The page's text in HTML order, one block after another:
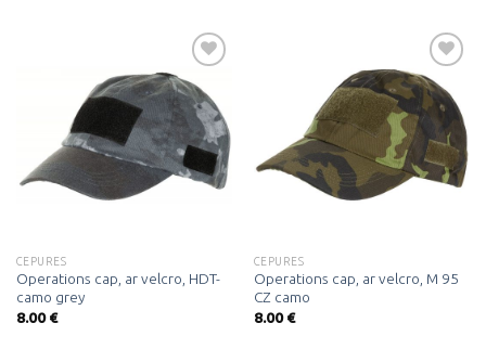
Pievienot
vēlmju
sarakstam
CEPURES
Operations cap, ar velcro, HDT-
camo grey
8.00€
Pievienot
vēlmju
sarakstam
CEPURES
Operations cap, ar velcro, M 95
CZ camo
8.00€